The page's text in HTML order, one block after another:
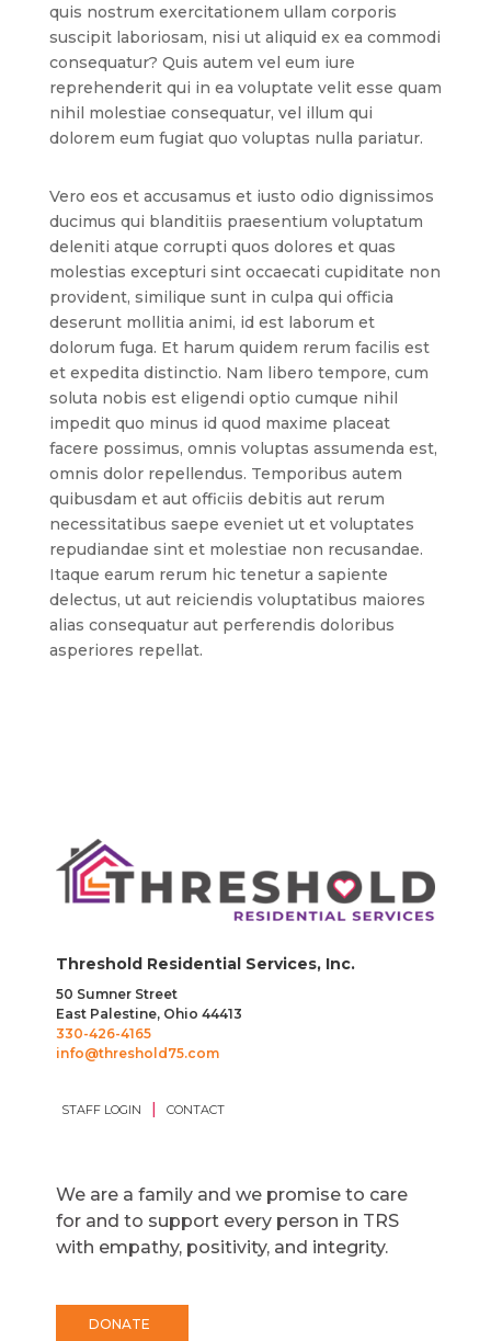
quis nostrum exercitationem ullam corporis
suscipit laboriosam, nisi ut aliquid ex ea commodi
consequatur? Quis autem vel eum iure
reprehenderit qui in ea voluptate velit esse quam
nihil molestiae consequatur, vel illum qui
dolorem eum fugiat quo voluptas nulla pariatur.
Vero eos et accusamus et iusto odio dignissimos
ducimus qui blanditiis praesentium voluptatum
deleniti atque corrupti quos dolores et quas
molestias excepturi sint occaecati cupiditate non
provident, similique sunt in culpa qui officia
deserunt mollitia animi, id est laborum et
dolorum fuga. Et harum quidem rerum facilis est
et expedita distinctio. Nam libero tempore, cum
soluta nobis est eligendi optio cumque nihil
impedit quo minus id quod maxime placeat
facere possimus, omnis voluptas assumenda est,
omnis dolor repellendus. Temporibus autem
quibusdam et aut officiis debitis aut rerum
necessitatibus saepe eveniet ut et voluptates
repudiandae sint et molestiae non recusandae.
Itaque earum rerum hic tenetur a sapiente
delectus, ut aut reiciendis voluptatibus maiores
alias consequatur aut perferendis doloribus
asperiores repellat.
Threshold Residential Services, Inc.
50 Sumner Street
East Palestine, Ohio 44413
330-426-4165
info@threshold75.com
STAFF LOGIN | CONTACT
We are a family and we promise to care
for and to support every person in TRS
with empathy, positivity, and integrity.
DONATE